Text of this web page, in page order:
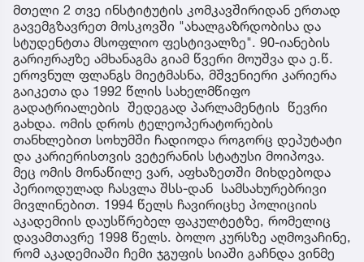
მთელი 2 თვე ინსტიტუტის კომკავშირიდან ერთად
გავემგზავრეთ მოსკოვში "ახალგაზრდობისა და
სტუდენტთა მსოფლიო ფესტივალზე". 90-იანების
გარიჟრაჟზე ამხანაგმა გიამ წვერი მოუშვა და ე.წ.
ეროვნულ ფლანგს მიეტმასნა, მშვენიერი კარიერა
გაიკეთა და 1992 წლის სახელმწიფო
გადატრიალების შედეგად პარლამენტის წევრი
გახდა. ომის დროს ტელეოპერატორების
თანხლებით სოხუმში ჩადიოდა როგორც დეპუტატი
და კარიერისთვის ვეტერანის სტატუსი მოიპოვა.
მეც ომის მონაწილე ვარ, აფხაზეთში მიხდებოდა
პერიოდულად ჩასვლა შსს-დან სამსახურებრივი
მივლინებით. 1994 წელს ჩავირიცხე პოლიციის
აკადემიის დაუსწრებელ ფაკულტეტზე, რომელიც
დავამთავრე 1998 წელს. ბოლო კურსზე აღმოვაჩინე,
რომ აკადემიაში ჩემი ჯგუფის სიაში გაჩნდა ვინმე